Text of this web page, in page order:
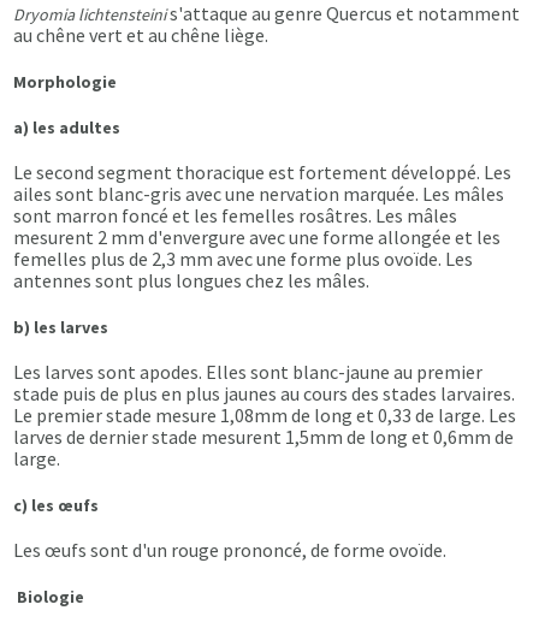
Dryomia lichtensteinis'attaque au genre Quercus et notamment
au chêne vert et au chêne liège.
Morphologie
a) les adultes
Le second segment thoracique est fortement développé. Les
ailes sont blanc-gris avec une nervation marquée. Les mâles
sont marron foncé et les femelles rosâtres. Les mâles
mesurent 2 mm d'envergure avec une forme allongée et les
femelles plus de 2,3 mm avec une forme plus ovoïde. Les
antennes sont plus longues chez les mâles.
b) les larves
Les larves sont apodes. Elles sont blanc-jaune au premier
stade puis de plus en plus jaunes au cours des stades larvaires.
Le premier stade mesure 1,08mm de long et 0,33 de large. Les
larves de dernier stade mesurent 1,5mm de long et 0,6mm de
large.
c) les œufs
Les œufs sont d'un rouge prononcé, de forme ovoïde.
Biologie